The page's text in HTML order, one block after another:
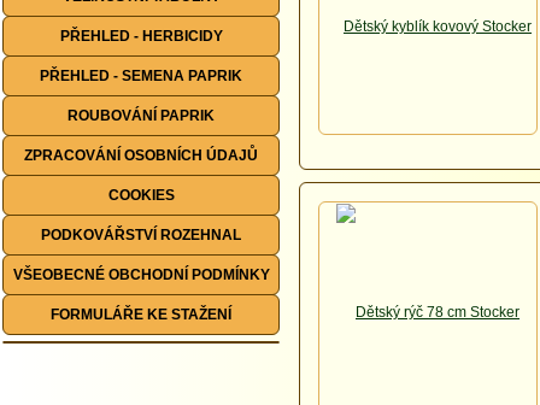
PŘEHLED - HERBICIDY
PŘEHLED - SEMENA PAPRIK
ROUBOVÁNÍ PAPRIK
ZPRACOVÁNÍ OSOBNÍCH ÚDAJŮ
COOKIES
PODKOVÁŘSTVÍ ROZEHNAL
VŠEOBECNÉ OBCHODNÍ PODMÍNKY
FORMULÁŘE KE STAŽENÍ